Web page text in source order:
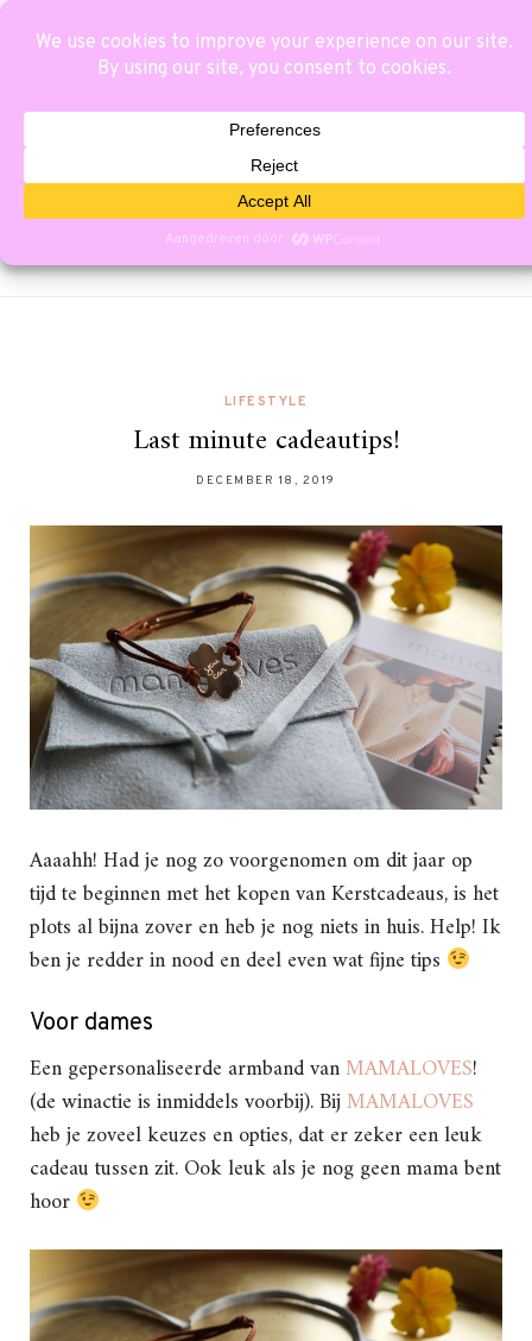
LIFESTYLE
Last minute cadeautips!
DECEMBER 18, 2019
Aaaahh! Had je nog zo voorgenomen om dit jaar op
tijd te beginnen met het kopen van Kerstcadeaus, is het
plots al bijna zover en heb je nog niets in huis. Help! Ik
ben je redder in nood en deel even wat fijne tips
Voor dames
Een gepersonaliseerde armband vanMAMALOVES!
(de winactie is inmiddels voorbij). BijMAMALOVES
heb je zoveel keuzes en opties, dat er zeker een leuk
cadeau tussen zit. Ook leuk als je nog geen mama bent
hoor